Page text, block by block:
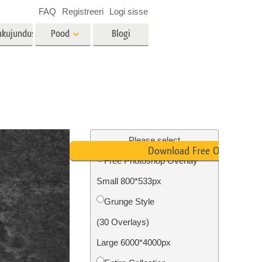
Fotode taastamine
Pood
videoülekatted
Blogi
FAQ Registreeri Logi sisse
Please select
Free Photoshop Overlay
Small 800*533px
Grunge Style
(30 Overlays)
Large 6000*4000px
Download Free Overlay